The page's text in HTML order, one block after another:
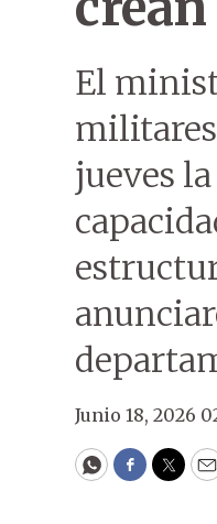
El
jueves
Junio 18, 2026
WhatsApp